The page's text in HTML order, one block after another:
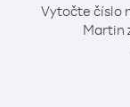
Vytočte číslo
Martin